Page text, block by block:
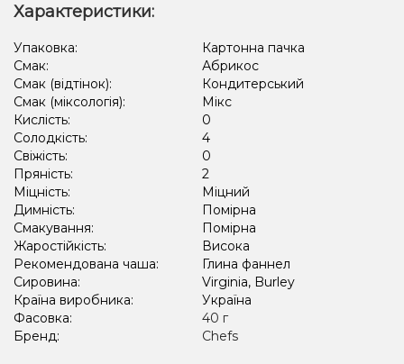
Характеристики:
Упаковка:
Картонна пачка
Смак:
Абрикос
Смак (відтінок):
Кондитерський
Смак (міксологія):
Мікс
Кислість:
0
Солодкість:
4
Свіжість:
0
Пряність:
2
Міцність:
Міцний
Димність:
Помірна
Смакування:
Помірна
Жаростійкість:
Висока
Рекомендована чаша:
Глина фаннел
Сировина:
Virginia, Burley
Країна виробника:
Україна
Фасовка:
40 г
Бренд:
Chefs